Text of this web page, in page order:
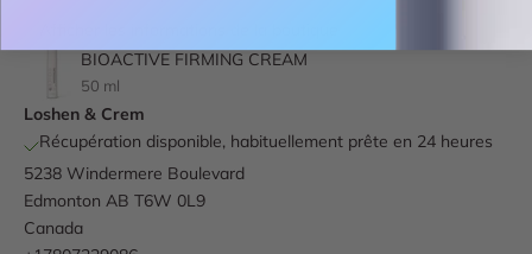
BIOACTIVE FIRMING CREAM
50 ml
Loshen & Crem
Récupération disponible, habituellement prête en 24 heures
5238 Windermere Boulevard
Edmonton AB T6W 0L9
Canada